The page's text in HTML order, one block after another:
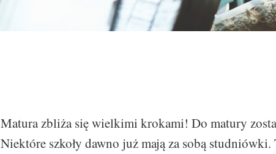
Matura zbliża się wielkimi krokami! Do matury
Niektóre szkoły dawno już mają za sobą